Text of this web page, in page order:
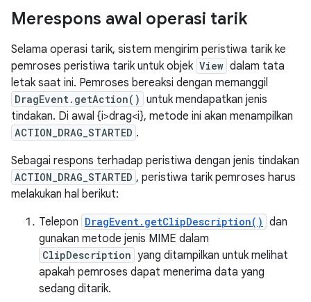
Merespons awal operasi tarik
Selama operasi tarik, sistem mengirim peristiwa tarik ke
pemroses peristiwa tarik untuk objek View dalam tata
letak saat ini. Pemroses bereaksi dengan memanggil
DragEvent.getAction() untuk mendapatkan jenis
tindakan. Di awal {i>drag<i}, metode ini akan menampilkan
ACTION_DRAG_STARTED .
Sebagai respons terhadap peristiwa dengan jenis tindakan
ACTION_DRAG_STARTED , peristiwa tarik pemroses harus
melakukan hal berikut:
Telepon DragEvent.getClipDescription() dan
gunakan metode jenis MIME dalam
ClipDescription yang ditampilkan untuk melihat
apakah pemroses dapat menerima data yang
sedang ditarik.